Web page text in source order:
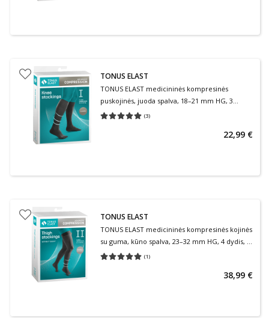
TONUS ELAST
TONUS ELAST medicininės kompresinės
puskojinės, juoda spalva, 18–21 mm HG, 3
dydis, 1 ūgis, 1 klasė, 1 pora
(3)
Vidutinis įvertinimas 5.00
22,99 €
TONUS ELAST
TONUS ELAST medicininės kompresinės kojinės
su guma, kūno spalva, 23–32 mm HG, 4 dydis, 2
ūgis, 2 klasė, 1 pora
(1)
Vidutinis įvertinimas 5.00
38,99 €